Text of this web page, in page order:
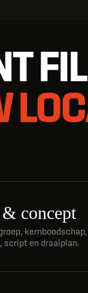
concept
script en draaiplan.